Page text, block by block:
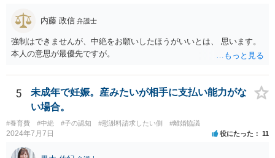
内藤 政信 弁護士
強制はできませんが、中絶をお願いしたほうがいいとは、 思います。
本人の意思が最優先ですが。
5
未成年で妊娠。産みたいが相手に支払い能力がな
い場合。
#養育費 #中絶 #子の認知 #慰謝料請求したい側 #離婚協議
2024年7月7日 役にたった 11